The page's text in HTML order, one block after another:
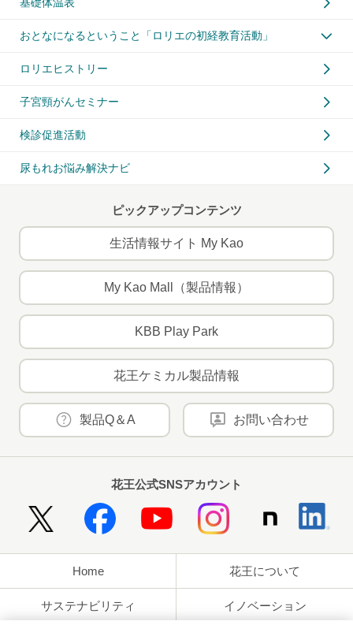
基礎体温表
おとなになるということ「ロリエの初経教育活動」
ロリエヒストリー
子宮頸がんセミナー
検診促進活動
尿もれお悩み解決ナビ
ピックアップコンテンツ
生活情報サイト My Kao
My Kao Mall（製品情報）
KBB Play Park
花王ケミカル製品情報
製品Q＆A お問い合わせ
花王公式SNSアカウント
Home 花王について
サステナビリティ イノベーション